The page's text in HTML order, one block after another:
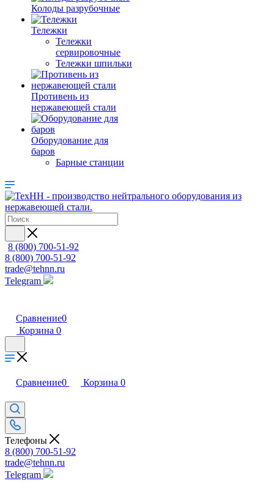
Колоды разрубочные
Тележки
Тележки
сервировочные
Тележки шпильки
Противень из
нержавеющей стали
Оборудование для
баров
Барные станции
8 (800) 700-51-92
8 (800) 700-51-92
trade@tehnn.ru
Telegram
Сравнение0
Корзина 0
Сравнение0 Корзина 0
Телефоны
8 (800) 700-51-92
trade@tehnn.ru
Telegram